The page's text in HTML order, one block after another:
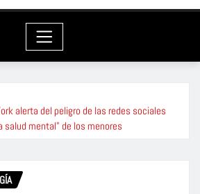
alerta del peligro de las redes sociales
salud mental” de los menores